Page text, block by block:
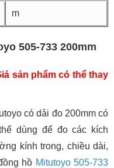
m
505-733 200mm
sản phẩm có thể thay
có dải đo 200mm có
dùng để đo các kích
kính trong, chiều dài,
hồ Mitutoyo 505-733